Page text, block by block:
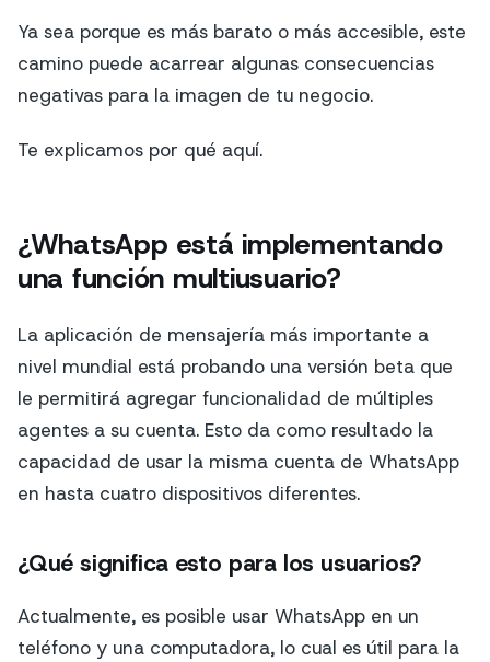
Ya sea porque es más barato o más accesible, este
camino puede acarrear algunas consecuencias
negativas para la imagen de tu negocio.
Te explicamos por qué aquí.
¿WhatsApp está implementando
una función multiusuario?
La aplicación de mensajería más importante a
nivel mundial está probando una versión beta que
le permitirá agregar funcionalidad de múltiples
agentes a su cuenta. Esto da como resultado la
capacidad de usar la misma cuenta de WhatsApp
en hasta cuatro dispositivos diferentes.
¿Qué significa esto para los usuarios?
Actualmente, es posible usar WhatsApp en un
teléfono y una computadora, lo cual es útil para la